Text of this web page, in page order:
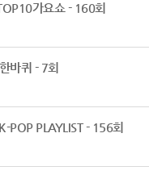
가요쇼 - 160회
바퀴 - 7회
POP PLAYLIST - 156회